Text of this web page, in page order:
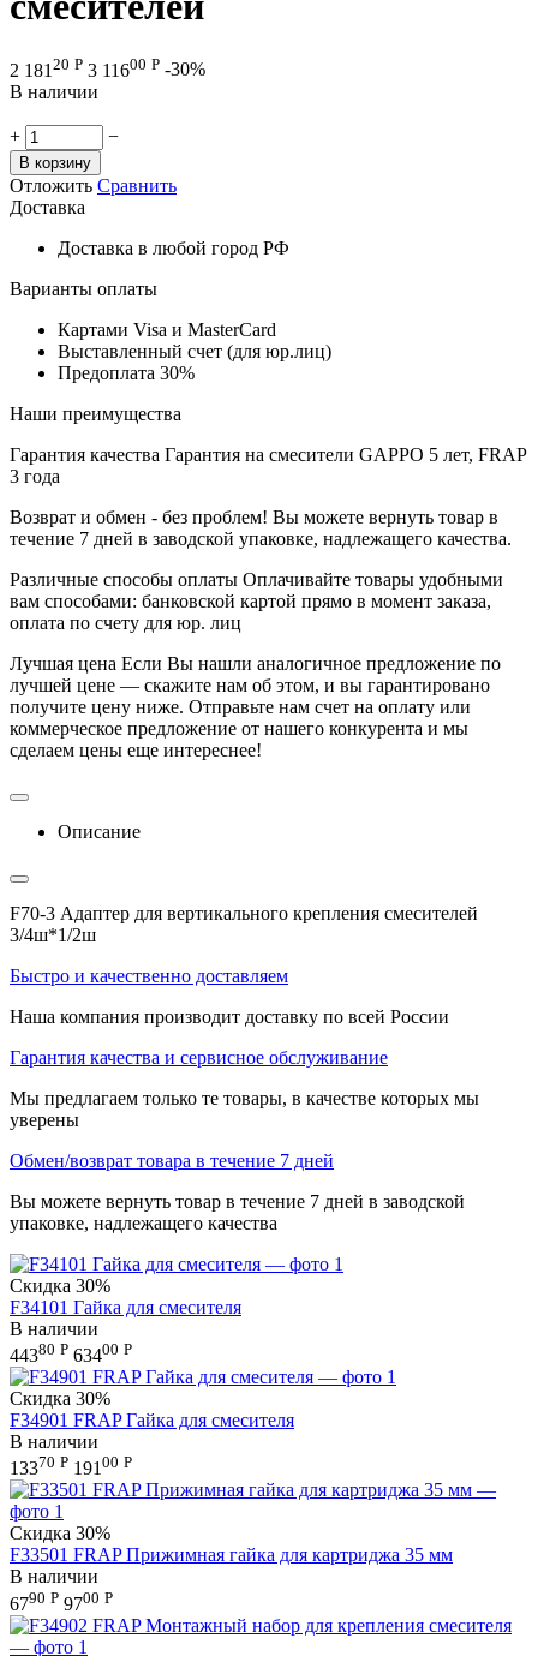
2 181 20 Р 3 11600 Р -30%
В наличии
+ −
В корзину
Отложить Сравнить
Доставка
Доставка в любой город РФ
Варианты оплаты
Картами Visa и MasterCard
Выставленный счет (для юр.лиц)
Предоплата 30%
Наши преимущества
Гарантия качества Гарантия на смесители GAPPO 5 лет, FRAP
3 года
Возврат и обмен - без проблем! Вы можете вернуть товар в
течение 7 дней в заводской упаковке, надлежащего качества.
Различные способы оплаты Оплачивайте товары удобными
вам способами: банковской картой прямо в момент заказа,
оплата по счету для юр. лиц
Лучшая цена Если Вы нашли аналогичное предложение по
лучшей цене — скажите нам об этом, и вы гарантировано
получите цену ниже. Отправьте нам счет на оплату или
коммерческое предложение от нашего конкурента и мы
сделаем цены еще интереснее!
Описание
F70-3 Адаптер для вертикального крепления смесителей
3/4ш*1/2ш
Быстро и качественно доставляем
Наша компания производит доставку по всей России
Гарантия качества и сервисное обслуживание
Мы предлагаем только те товары, в качестве которых мы
уверены
Обмен/возврат товара в течение 7 дней
Вы можете вернуть товар в течение 7 дней в заводской
упаковке, надлежащего качества
Скидка 30%
F34101 Гайка для смесителя
В наличии
44380 Р 63400 Р
Скидка 30%
F34901 FRAP Гайка для смесителя
В наличии
13370 Р 191 00 Р
Скидка 30%
F33501 FRAP Прижимная гайка для картриджа 35 мм
В наличии
6790 Р 9700 Р